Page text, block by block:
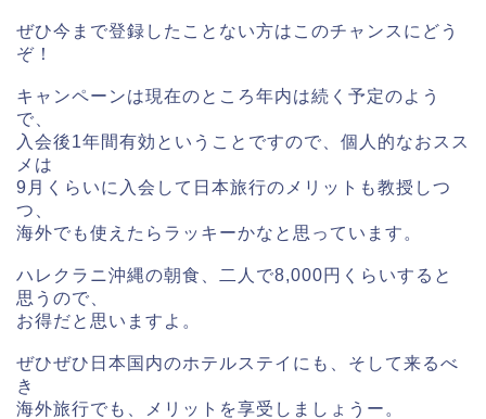
ぜひ今まで登録したことない方はこのチャンスにどう
ぞ！
キャンペーンは現在のところ年内は続く予定のよう
で、
入会後1年間有効ということですので、個人的なおスス
メは
9月くらいに入会して日本旅行のメリットも教授しつ
つ、
海外でも使えたらラッキーかなと思っています。
ハレクラニ沖縄の朝食、二人で8,000円くらいすると
思うので、
お得だと思いますよ。
ぜひぜひ日本国内のホテルステイにも、そして来るべ
き
海外旅行でも、メリットを享受しましょうー。